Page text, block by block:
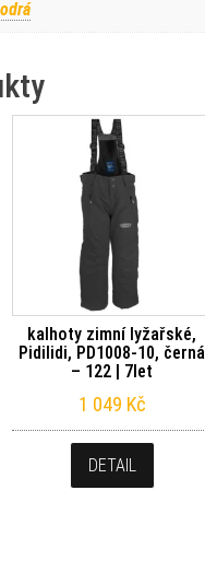
kalhoty zimní lyžařské,
Pidilidi, PD1008-10, černá
– 122 | 7let
1 049 Kč
DETAIL